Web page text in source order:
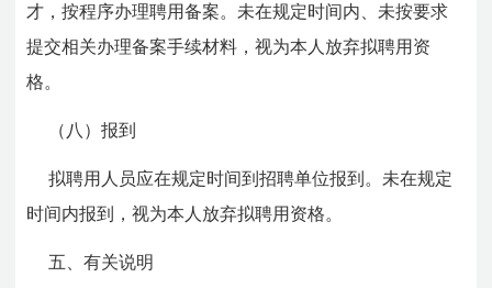
才，按程序办理聘用备案。未在规定时间内、未按要求
提交相关办理备案手续材料，视为本人放弃拟聘用资
格。
（八）报到
拟聘用人员应在规定时间到招聘单位报到。未在规定
时间内报到，视为本人放弃拟聘用资格。
五、有关说明